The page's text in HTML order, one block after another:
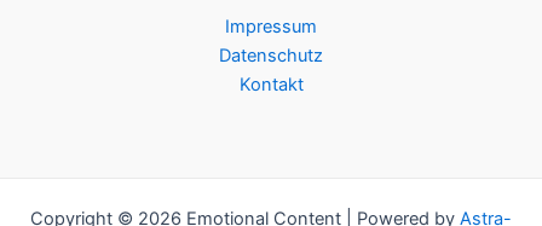
Impressum
Datenschutz
Kontakt
Copyright © 2026 Emotional Content | Powered by Astra-